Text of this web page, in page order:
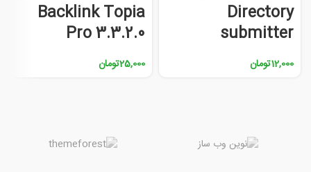
Directory
submitter
12,000تومان
Backlink Topia
Pro 3.3.2.0
25,000تومان